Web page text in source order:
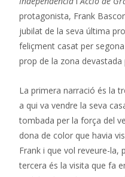
protagonista, Frank
jubilat de la seva última
feliçment casat per
prop de la zona devastada
La primera narració és la
a qui va vendre la seva
tombada per la força del
dona de color que havia
Frank i que vol reveure-
tercera és la visita que fa